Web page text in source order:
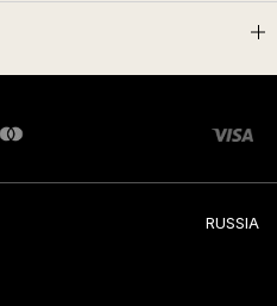
RUSSIA